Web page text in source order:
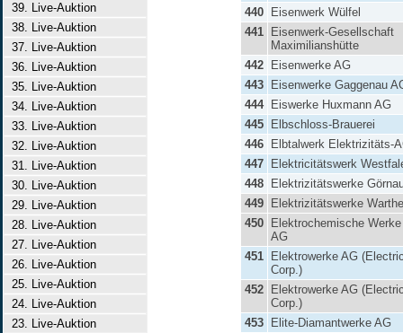
39. Live-Auktion
38. Live-Auktion
37. Live-Auktion
36. Live-Auktion
35. Live-Auktion
34. Live-Auktion
33. Live-Auktion
32. Live-Auktion
31. Live-Auktion
30. Live-Auktion
29. Live-Auktion
28. Live-Auktion
27. Live-Auktion
26. Live-Auktion
25. Live-Auktion
24. Live-Auktion
23. Live-Auktion
440
Eisenwerk Wülfel
441
Eisenwerk-Gesellschaft
Maximilianshütte
442
Eisenwerke AG
443
Eisenwerke Gaggenau
444
Eiswerke Huxmann AG
445
Elbschloss-Brauerei
446
Elbtalwerk Elektrizitäts-
447
Elektricitätswerk
448
Elektrizitätswerke
449
Elektrizitätswerke
450
Elektrochemische
AG
451
Elektrowerke AG
Corp.)
452
Elektrowerke AG
Corp.)
453
Elite-Diamantwerke AG